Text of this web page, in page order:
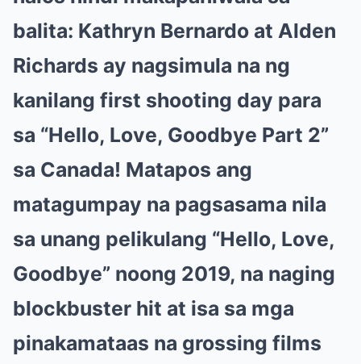
balita: Kathryn Bernardo at Alden
Richards ay nagsimula na ng
kanilang first shooting day para
sa “Hello, Love, Goodbye Part 2”
sa Canada! Matapos ang
matagumpay na pagsasama nila
sa unang pelikulang “Hello, Love,
Goodbye” noong 2019, na naging
blockbuster hit at isa sa mga
pinakamataas na grossing films